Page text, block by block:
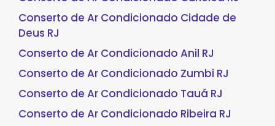
Conserto de Ar Condicionado Cidade de
Deus RJ
Conserto de Ar Condicionado Anil RJ
Conserto de Ar Condicionado Zumbi RJ
Conserto de Ar Condicionado Tauá RJ
Conserto de Ar Condicionado Ribeira RJ